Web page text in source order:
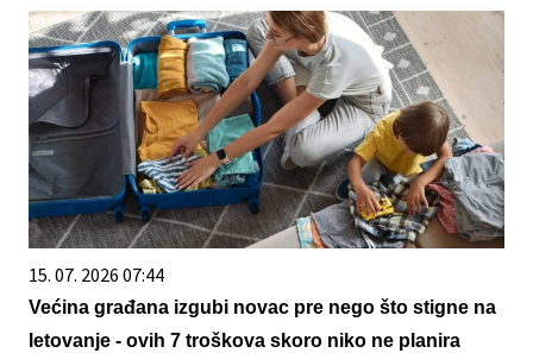
15. 07. 2026 07:44
Većina građana izgubi novac pre nego što stigne na
letovanje - ovih 7 troškova skoro niko ne planira